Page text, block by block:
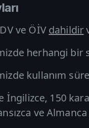
ve ÖİV dahildir
herhangi bir
kullanım
İngilizce, 150
ve